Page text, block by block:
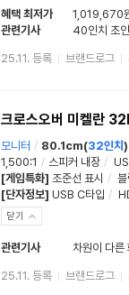
혜택 최저가
1,019,670
관련기사
40인치 초
25.11. 등록 브랜드로그
크로스오버 미켈란
모니터 / 80.1cm(32인치 )
1,500:1 / 스피커 내장 /
[게임특화] 조준선 표시 / 블
[단자정보] USB C타입 /
닫기
관련기사
25.11. 등록 브랜드로그